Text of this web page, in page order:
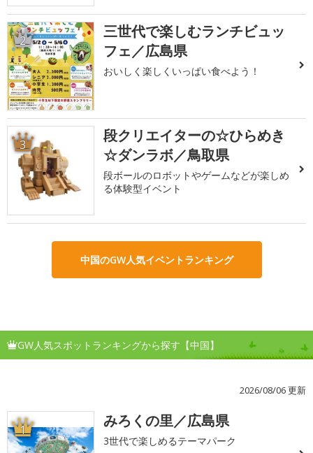
2
三世代で楽しむランチビュッ
フェ／広島県
おいしく楽しくいっぱい食べよう！
3
段クリエイターの☆ひらめき
☆ダンラボ／鳥取県
段ボールのロボットやゲームなどが楽しめ
る体験型イベント
中国のGW人気イベントランキング
GW人気スポットランキングから探す【中国】
2026/08/06 更新
1 みろくの里／広島県
3世代で楽しめるテーマパーク